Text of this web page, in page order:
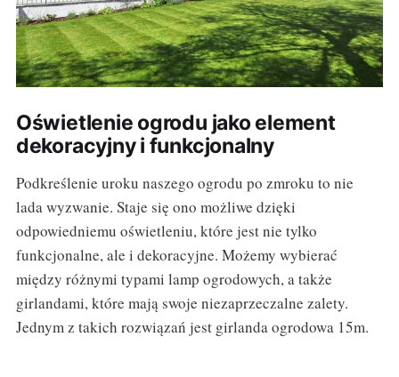
Oświetlenie ogrodu jako element
dekoracyjny i funkcjonalny
Podkreślenie uroku naszego ogrodu po zmroku to nie
lada wyzwanie. Staje się ono możliwe dzięki
odpowiedniemu oświetleniu, które jest nie tylko
funkcjonalne, ale i dekoracyjne. Możemy wybierać
między różnymi typami lamp ogrodowych, a także
girlandami, które mają swoje niezaprzeczalne zalety.
Jednym z takich rozwiązań jest girlanda ogrodowa 15m.